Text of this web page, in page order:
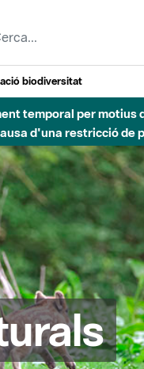
biodiversitat
temporal per motius
d'una restricció de